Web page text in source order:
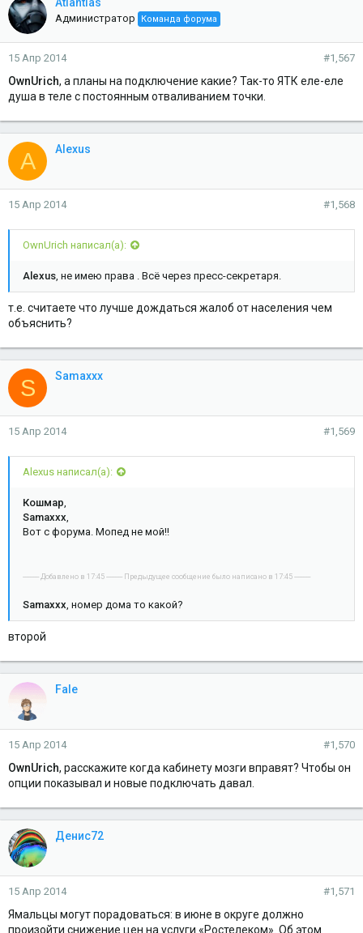
Администратор Команда форума
15 Апр 2014 #1,567
OwnUrich, а планы на подключение какие? Так-то ЯТК еле-еле
душа в теле с постоянным отваливанием точки.
A Alexus
15 Апр 2014 #1,568
OwnUrich написал(а):
Alexus , не имею права . Всё через пресс-секретаря.
т.е. считаете что лучше дождаться жалоб от населения чем
объяснить?
S Samaxxx
15 Апр 2014 #1,569
Alexus написал(а):
Кошмар
Samaxxx
Вот с форума. Мопед не мой!!
---------- Добавлено в 17:45 ---------- Предыдущее сообщение было написано в 17:45 ----------
Samaxxx , номер дома то какой?
второй
Fale
15 Апр 2014 #1,570
OwnUrich, расскажите когда кабинету мозги вправят? Чтобы он
опции показывал и новые подключать давал.
Денис72
15 Апр 2014 #1,571
Ямальцы могут порадоваться: в июне в округе должно
произойти снижение цен на услуги «Ростелеком». Об этом